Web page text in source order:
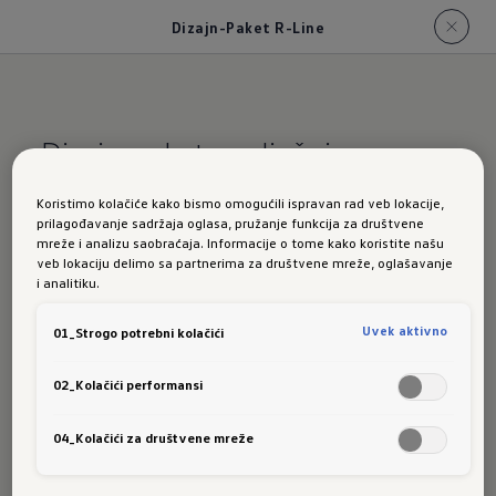
Dizajn-Paket R-Line
Dizajn paket spoljašnje
Ovaj će nastup
staviti
dodatni
Koristimo kolačiće kako bismo omogućili ispravan rad veb lokacije,
prilagođavanje sadržaja oglasa, pružanje funkcija za društvene
mreže i analizu saobraćaja. Informacije o tome kako koristite našu
veb lokaciju delimo sa partnerima za društvene mreže, oglašavanje
i analitiku.
01_Strogo potrebni kolačići Uvek aktivno
02_Kolačići performansi
04_Kolačići za društvene mreže